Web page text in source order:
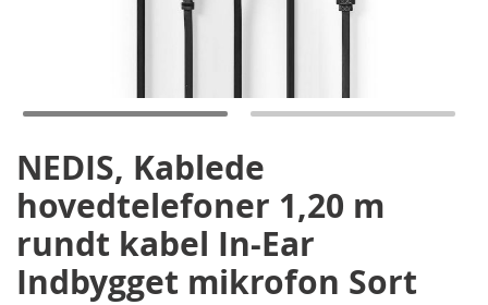
NEDIS, Kablede
hovedtelefoner 1,20 m
rundt kabel In-Ear
Indbygget mikrofon Sort
billedgalleriet